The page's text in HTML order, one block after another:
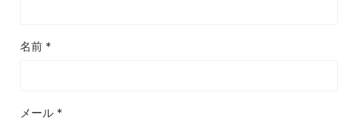
名前 *
メール *